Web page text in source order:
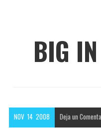
BIG
NOV 14 2008 Deja un